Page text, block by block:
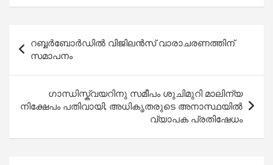
ce
o
o
k
at
A
p
p
tt
er
ail ar
navigation
റബ്ബർബോർഡിൽ വിജിലൻസ് വാരാചരണത്തിന്
സമാപനം
ഗാന്ധിസ്ക്വയറിനു സമീപം ശുചിമുറി മാലിന്യ
നിക്ഷേപം പതിവായി; അധികൃതരുടെ അനാസ്ഥയിൽ
വ്യാപക പ്രതിഷേധം